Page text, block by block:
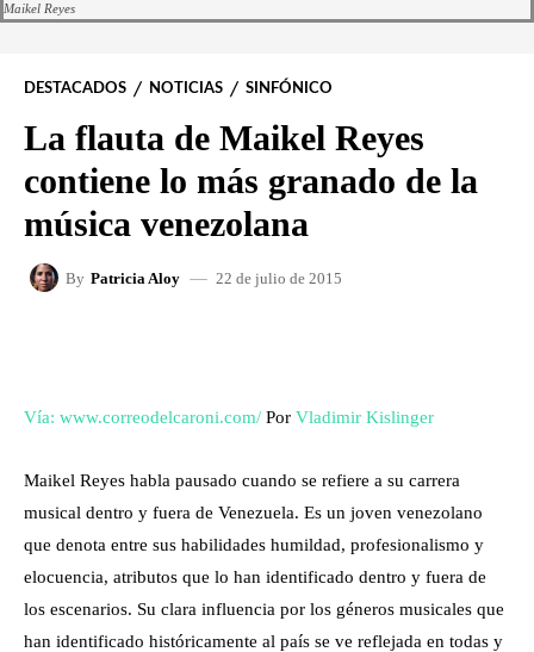
Maikel Reyes
DESTACADOS NOTICIAS SINFÓNICO
La flauta de Maikel Reyes
contiene lo más granado de la
música venezolana
By Patricia Aloy 22 de julio de 2015
Vía: www.correodelcaroni.com/ Por Vladimir Kislinger
Maikel Reyes habla pausado cuando se refiere a su carrera
musical dentro y fuera de Venezuela. Es un joven venezolano
que denota entre sus habilidades humildad, profesionalismo y
elocuencia, atributos que lo han identificado dentro y fuera de
los escenarios. Su clara influencia por los géneros musicales que
han identificado históricamente al país se ve reflejada en todas y